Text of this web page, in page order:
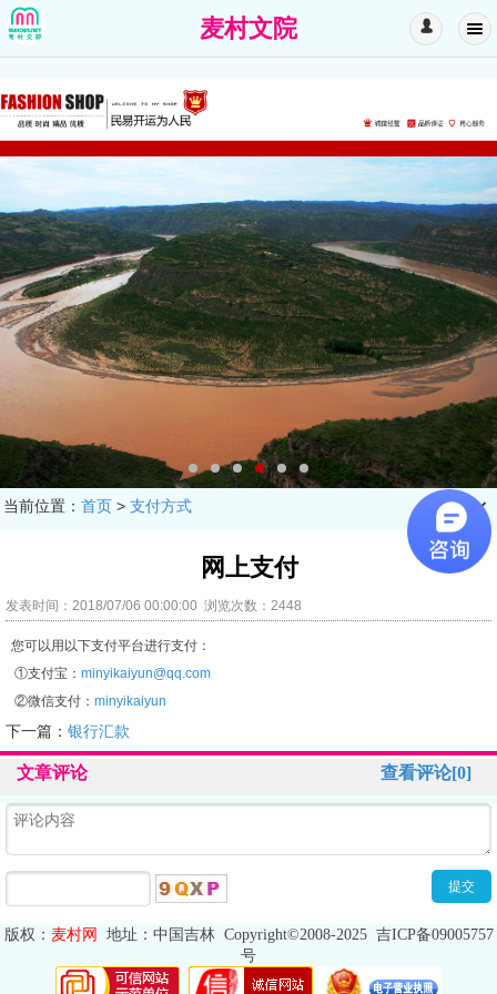
麦村文院 󰄭
当前位置： 首页> 支付方式 󰊒
网上支付
发表时间：2018/07/06 00:00:00 浏览次数：2448
您可以用以下支付平台进行支付：
①支付宝： minyikaiyun@qq.com
②微信支付： minyikaiyun
下一篇： 银行汇款
查看评论[0]
文章评论
版权 ： 麦村网 地址 ： 中国吉林Copyright©2008-2025 吉ICP备09005757
号